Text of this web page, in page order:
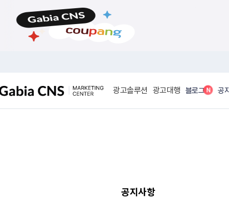
광고솔루션 광고대행 블로그 N 공
공지사항